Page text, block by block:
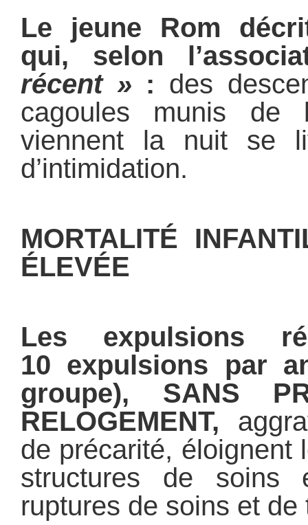
Le jeune Rom
qui, selon
récent » : des
cagoules munis
viennent la nuit se
d’intimidation.
MORTALITÉ
ÉLEVÉE
Les expulsions
10 expulsions par
groupe), SANS
RELOGEMENT,
de précarité, éloignent
structures de soins
ruptures de soins et de